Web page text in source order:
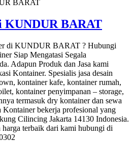
KUNDUR BARAT
di KUNDUR BARAT ? Hubungi
Siap Mengatasi Segala
Adapun Produk dan Jasa kami
Kontainer. Spesialis jasa desain
kontainer kafe, kontainer rumah,
kontainer penyimpanan – storage,
termasuk dry kontainer dan sewa
bekerja profesional yang
Cilincing Jakarta 14130 Indonesia.
harga terbaik dari kami hubungi di